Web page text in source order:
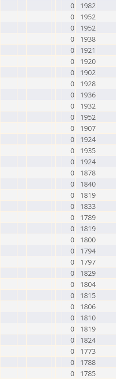
0
1982
0
1952
0
1952
0
1938
0
1921
0
1920
0
1902
0
1928
0
1936
0
1932
0
1952
0
1907
0
1924
0
1935
0
1924
0
1878
0
1840
0
1819
0
1833
0
1789
0
1819
0
1800
0
1794
0
1797
0
1829
0
1804
0
1815
0
1806
0
1810
0
1819
0
1824
0
1773
0
1788
0
1785